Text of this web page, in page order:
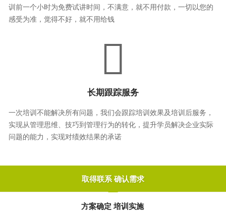
训前一个小时为免费试讲时间，不满意，就不用付款，一切以您的
感受为准，觉得不好，就不用给钱
长期跟踪服务
一次培训不能解决所有问题，我们会跟踪培训效果及培训后服务，
实现从管理思维、技巧到管理行为的转化，提升学员解决企业实际
问题的能力，实现对绩效结果的承诺
取得联系 确认需求
方案确定 培训实施